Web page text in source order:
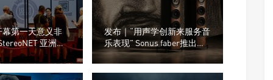
幕第一天意义非
亚洲高
听展
发布｜“用声学创新来服务音
乐表现” Sonus faber推出了
全新的Olympica G3系列音箱